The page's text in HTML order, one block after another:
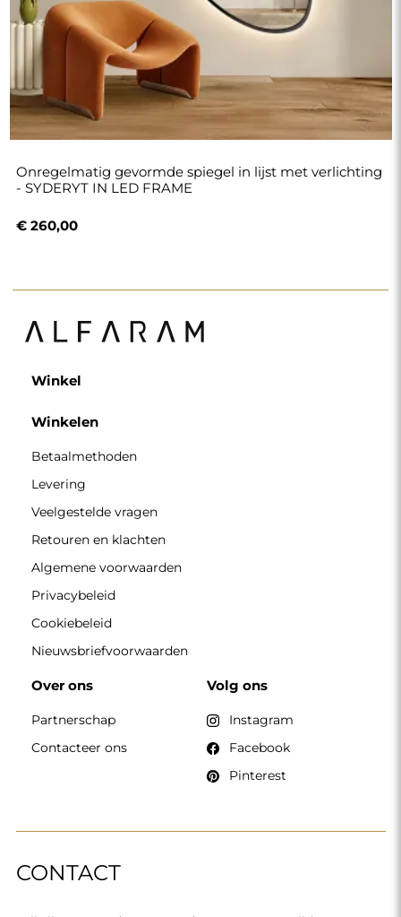
Onregelmatig gevormde spiegel in lijst met verlichting
- SYDERYT IN LED FRAME
€ 260,00
CONTACT
Winkel
Winkelen
Betaalmethoden
Levering
Veelgestelde vragen
Retouren en klachten
Algemene voorwaarden
Privacybeleid
Cookiebeleid
Nieuwsbriefvoorwaarden
Over ons
Partnerschap
Contacteer ons
Volg ons
Instagram
Facebook
Pinterest